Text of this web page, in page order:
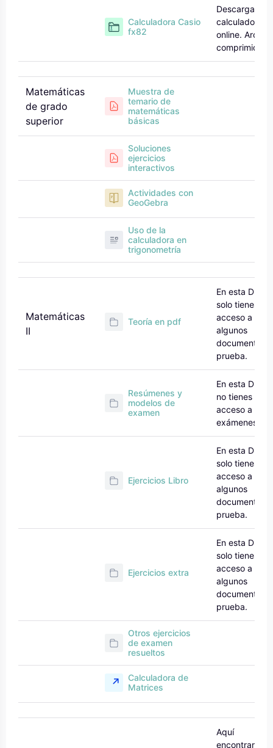
Calculadora Casio
fx82
Descarga a
calculadora
online.
comprimido.
Matemáticas
de grado
superior
Muestra de
temario de
matemáticas
básicas
Soluciones
ejercicios
interactivos
Actividades con
GeoGebra
Uso de la
calculadora en
trigonometría
Matemáticas
II
Teoría en pdf
En esta DEMO
solo tienes
acceso a
algunos
documentos
prueba.
Resúmenes y
modelos de
examen
En esta DEMO
no tienes
acceso a los
exámenes
Ejercicios Libro
En esta DEMO
solo tienes
acceso a
algunos
documentos
prueba.
Ejercicios extra
En esta DEMO
solo tienes
acceso a
algunos
documentos
prueba.
Otros ejercicios
de examen
resueltos
Calculadora de
Matrices
Aquí
encontrarás